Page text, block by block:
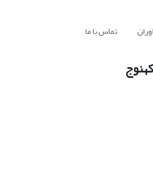
تماس با ما